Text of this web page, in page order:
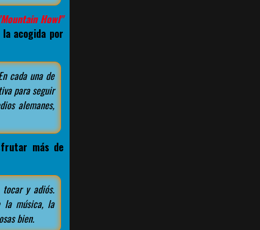
Howl"
acogida por
cada una de
para seguir
alemanes,
más de
y adiós.
la música, la
bien.